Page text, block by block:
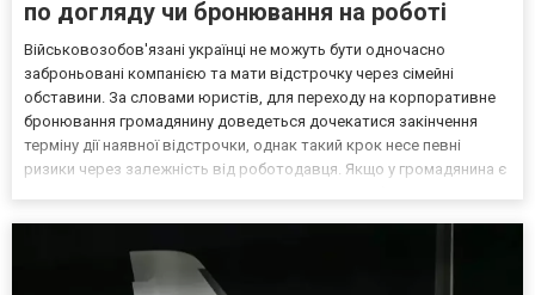
по догляду чи бронювання на роботі
Військовозобов'язані українці не можуть бути одночасно
заброньовані компанією та мати відстрочку через сімейні
обставини. За словами юристів, для переходу на корпоративне
бронювання громадянину доведеться дочекатися закінчення
терміну дії наявної відстрочки, однак такий крок несе певні
ризики через залежність від роботодавця. Якщо у громадянина є